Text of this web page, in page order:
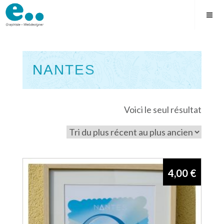
Skip
to
NANTES
Square
Voici le seul résultat
4,00 €